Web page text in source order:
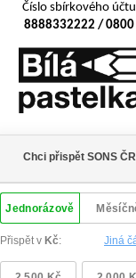
Číslo sbírkového účtu
8888332222 / 0800